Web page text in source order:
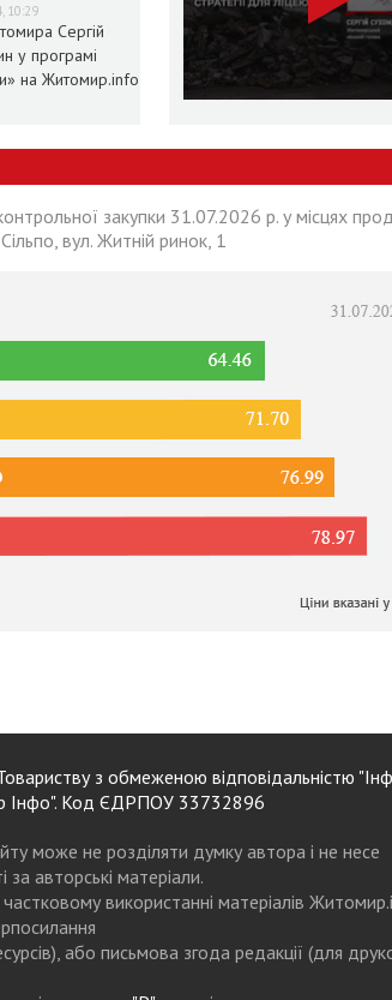
10:29
Сергій
у програмі
на Житомир.info
закупки 31.07.2026 р. у місцях
вул. Житній ринок, 1
з обмеженою відповідальністю
Інфо". Код ЄДРПОУ 33732896
може не розділяти думку автора і не несе
за авторські матеріали.
використанні матеріалів
або письмова згода редакції (для